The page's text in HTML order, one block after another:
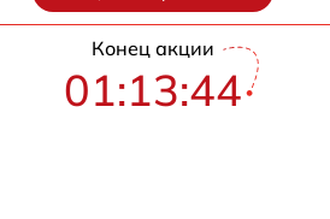
Конец акции
01:13:43